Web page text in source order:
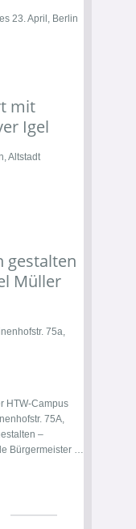
23. April, Berlin
mit
Igel
Altstadt
gestalten
Müller
75a,
HTW-Campus
75A,
–
Bürgermeister …